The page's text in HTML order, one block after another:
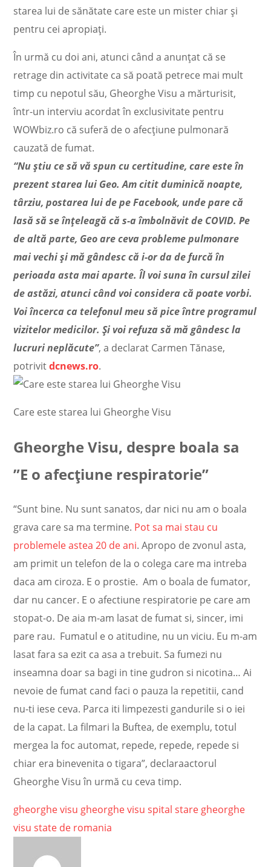
starea lui de sănătate care este un mister chiar și
pentru cei apropiați.
În urmă cu doi ani, atunci când a anunțat că se
retrage din activitate ca să poată petrece mai mult
timp cu nepotul său, Gheorghe Visu a mărturisit,
într-un interviu acordat în exclusivitate pentru
WOWbiz.ro că suferă de o afecțiune pulmonară
cauzată de fumat.
“Nu știu ce să vă spun cu certitudine, care este în
prezent starea lui Geo. Am citit duminică noapte,
târziu, postarea lui de pe Facebook, unde pare că
lasă să se înțeleagă că s-a îmbolnăvit de COVID. Pe
de altă parte, Geo are ceva probleme pulmonare
mai vechi și mă gândesc că i-or da de furcă în
perioada asta mai aparte. Îl voi suna în cursul zilei
de astăzi, atunci când voi considera că poate vorbi.
Voi încerca ca telefonul meu să pice între programul
vizitelor medicilor. Și voi refuza să mă gândesc la
lucruri neplăcute”, a declarat Carmen Tănase,
potrivitdcnews.ro.
Care este starea lui Gheorghe Visu
Gheorghe Visu, despre boala sa
”E o afecțiune respiratorie”
“Sunt bine. Nu sunt sanatos, dar nici nu am o boala
grava care sa ma termine. Pot sa mai stau cu
problemele astea 20 de ani. Apropo de zvonul asta,
am primit un telefon de la o colega care ma intreba
daca am ciroza. E o prostie. Am o boala de fumator,
dar nu cancer. E o afectiune respiratorie pe care am
stopat-o. De aia m-am lasat de fumat si, sincer, imi
pare rau. Fumatul e o atitudine, nu un viciu. Eu m-am
lasat fara sa ezit ca asa a trebuit. Sa fumezi nu
inseamna doar sa bagi in tine gudron si nicotina… Ai
nevoie de fumat cand faci o pauza la repetitii, cand
nu-ti iese ceva. Parca iti limpezesti gandurile si o iei
de la capat. La filmari la Buftea, de exemplu, totul
mergea la foc automat, repede, repede, repede si
chiar era binevenita o tigara”, declaraactorul
Gheorghe Visu în urmă cu ceva timp.
gheorghe visu gheorghe visu spital stare gheorghe
visu state de romania